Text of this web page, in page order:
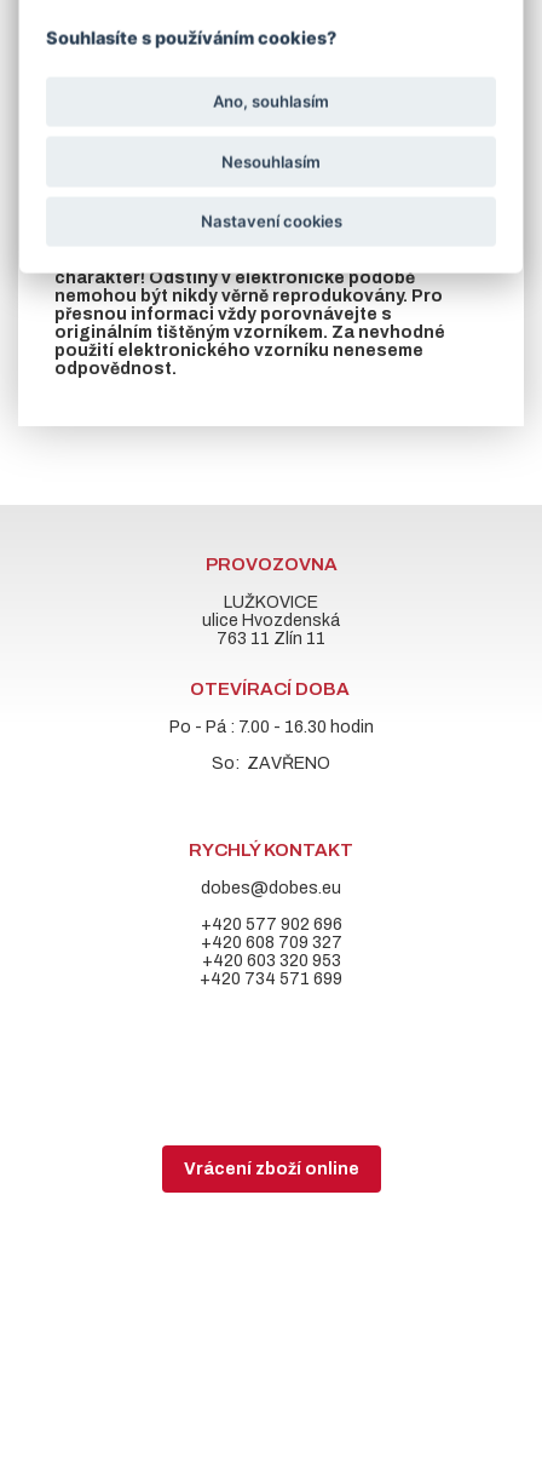
zašleme cenu na vyžádání.
přinýtován k rámu až po nalakování.
TOTO VYBERETE V ZÁLOŽCE SOUVISEJÍCÍ
OBDRŽENÍ VYBALIT Z OCHRANNÉ FOLIE!!
charakter! Odstíny v elektronické podobě
nemohou být nikdy věrně reprodukovány. Pro
přesnou informaci vždy porovnávejte s
originálním tištěným vzorníkem. Za nevhodné
použití elektronického vzorníku neneseme
odpovědnost.
PROVOZOVNA
LUŽKOVICE
ulice Hvozdenská
763 11 Zlín 11
OTEVÍRACÍ DOBA
Po - Pá : 7.00 - 16.30 hodin
So: ZAVŘENO
RYCHLÝ KONTAKT
dobes@dobes.eu
+420 577 902 696
+420 608 709 327
+420 603 320 953
+420 734 571 699
Vrácení zboží online
Souhlasíte s používáním cookies?
Ano, souhlasím
Nesouhlasím
Nastavení cookies